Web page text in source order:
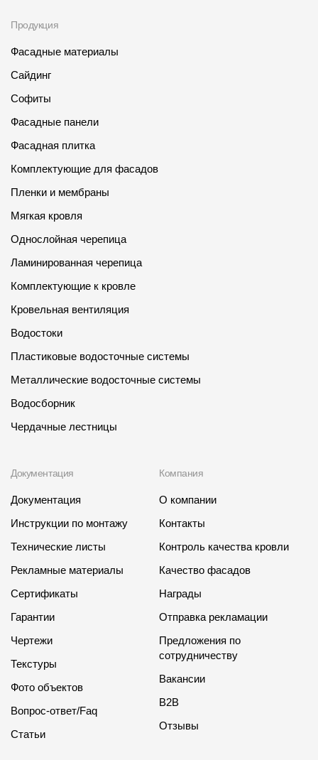
Продукция
Фасадные материалы
Сайдинг
Софиты
Фасадные панели
Фасадная плитка
Комплектующие для фасадов
Пленки и мембраны
Мягкая кровля
Однослойная черепица
Ламинированная черепица
Комплектующие к кровле
Кровельная вентиляция
Водостоки
Пластиковые водосточные системы
Металлические водосточные системы
Водосборник
Чердачные лестницы
Документация
Документация
Инструкции по монтажу
Технические листы
Рекламные материалы
Сертификаты
Гарантии
Чертежи
Текстуры
Фото объектов
Вопрос-ответ/Faq
Статьи
Компания
О компании
Контакты
Контроль качества кровли
Качество фасадов
Награды
Отправка рекламации
Предложения по
сотрудничеству
Вакансии
B2B
Отзывы